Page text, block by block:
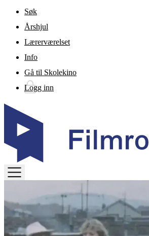
Gå til hovedinnhold
Søk
Årshjul
Lærerværelset
Info
Gå til Skolekino
Logg inn